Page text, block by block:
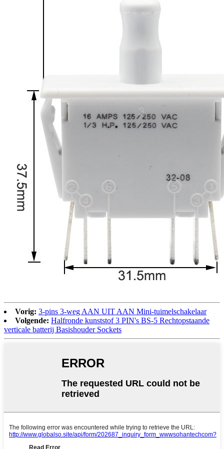
Vorig: 3-pins 3-weg AAN UIT AAN Mini-tuimelschakelaar
Volgende: Halfronde kunststof 3 PIN's BS-5 Rechtopstaande
verticale batterij Basishouder Sockets